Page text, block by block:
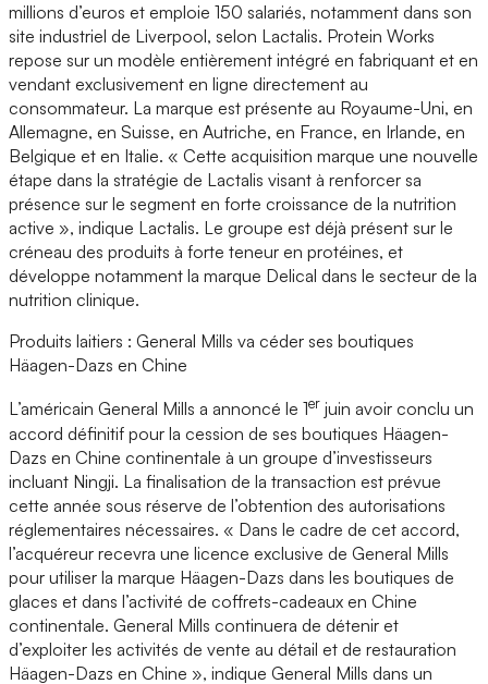
millions d’euros et emploie 150 salariés, notamment dans son
site industriel de Liverpool, selon Lactalis. Protein Works
repose sur un modèle entièrement intégré en fabriquant et en
vendant exclusivement en ligne directement au
consommateur. La marque est présente au Royaume-Uni, en
Allemagne, en Suisse, en Autriche, en France, en Irlande, en
Belgique et en Italie. « Cette acquisition marque une nouvelle
étape dans la stratégie de Lactalis visant à renforcer sa
présence sur le segment en forte croissance de la nutrition
active », indique Lactalis. Le groupe est déjà présent sur le
créneau des produits à forte teneur en protéines, et
développe notamment la marque Delical dans le secteur de la
nutrition clinique.
Produits laitiers : General Mills va céder ses boutiques
Häagen-Dazs en Chine
L’américain General Mills a annoncé le 1er juin avoir conclu un
accord définitif pour la cession de ses boutiques Häagen-
Dazs en Chine continentale à un groupe d’investisseurs
incluant Ningji. La finalisation de la transaction est prévue
cette année sous réserve de l’obtention des autorisations
réglementaires nécessaires. « Dans le cadre de cet accord,
l’acquéreur recevra une licence exclusive de General Mills
pour utiliser la marque Häagen-Dazs dans les boutiques de
glaces et dans l’activité de coffrets-cadeaux en Chine
continentale. General Mills continuera de détenir et
d’exploiter les activités de vente au détail et de restauration
Häagen-Dazs en Chine », indique General Mills dans un